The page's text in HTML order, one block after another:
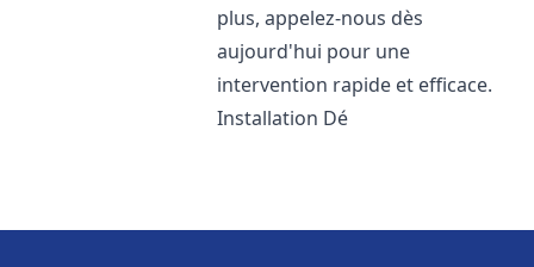
plus, appelez-nous dès
aujourd'hui pour une
intervention rapide et efficace.
Installation Dé